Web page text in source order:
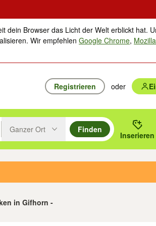
dein Browser das Licht der Welt erblickt hat.
Wir empfehlenGoogle Chrome,
Registrieren oder
nach oben/unten durchsuchen und mit
drücken um zu suchen, oder
Ganzer Ort
Finden
Inserieren
in Gifhorn -